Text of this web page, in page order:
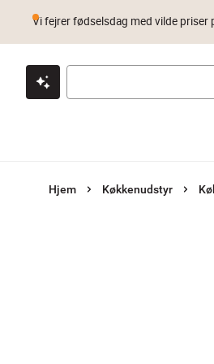
Klik & hent Byt i 1 år Prismatch
Vi fejrer fødselsdag med vilde priser
Hjem Køkkenudstyr